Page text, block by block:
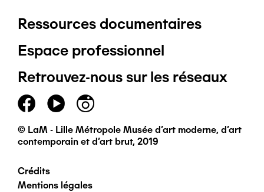
Pied
de
page
principal
Ressources documentaires
Espace professionnel
Retrouvez-nous sur les réseaux
© LaM - Lille Métropole Musée d'art moderne, d'art
contemporain et d'art brut, 2019
Pied
Crédits
Mentions légales